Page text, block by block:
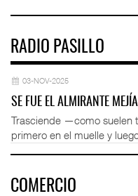
RADIO PASILLO
03-NOV-2025
SE FUE EL ALMIRANTE
Trasciende —como suelen
primero en el muelle y
COMERCIO